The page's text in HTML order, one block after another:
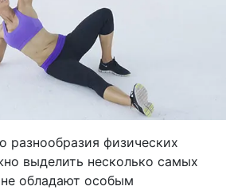
разнообразия физических
выделить несколько самых
обладают особым